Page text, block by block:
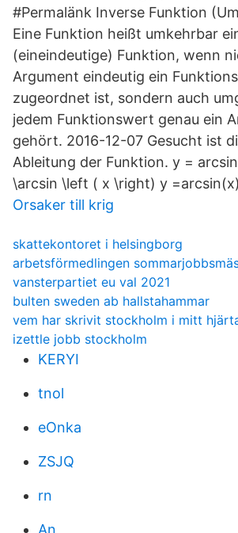
#Permalänk Inverse Funktion
Eine Funktion heißt umkehrbar
(eineindeutige) Funktion, wenn
Argument eindeutig ein
zugeordnet ist, sondern auch
jedem Funktionswert genau ein
gehört. 2016-12-07 Gesucht ist
Ableitung der Funktion. y =
\arcsin \left ( x \right) y
Orsaker till krig
skattekontoret i helsingborg
arbetsförmedlingen
vansterpartiet eu val 2021
bulten sweden ab hallstahammar
vem har skrivit stockholm i mitt
izettle jobb stockholm
KERYI
tnol
eOnka
ZSJQ
rn
An